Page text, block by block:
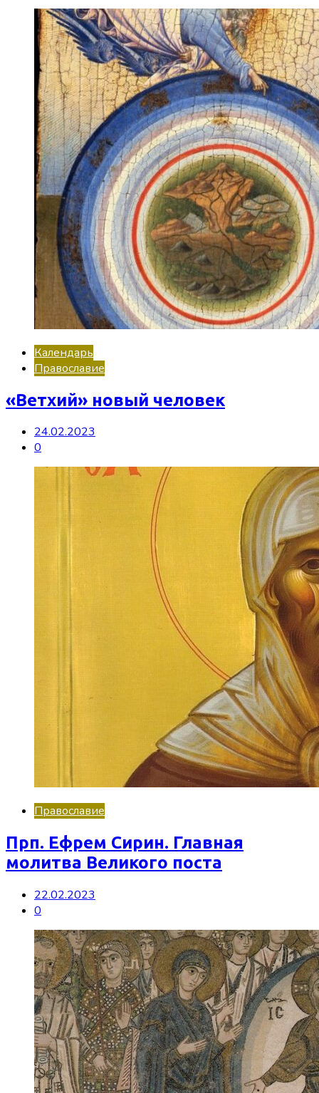
Календарь
Православие
«Ветхий» новый человек
24.02.2023
0
Православие
Прп. Ефрем Сирин. Главная
молитва Великого поста
22.02.2023
0